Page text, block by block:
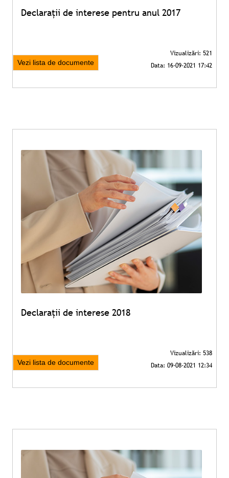
Declarații de interese pentru anul 2017
Vezi lista de documente
Declarații de interese 2018
Vezi lista de documente